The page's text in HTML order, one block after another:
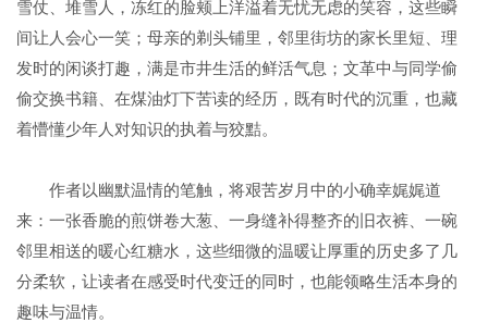
雪仗、堆雪人，冻红的脸颊上洋溢着无忧无虑的笑容，这些瞬
间让人会心一笑；母亲的剃头铺里，邻里街坊的家长里短、理
发时的闲谈打趣，满是市井生活的鲜活气息；文革中与同学偷
偷交换书籍、在煤油灯下苦读的经历，既有时代的沉重，也藏
着懵懂少年人对知识的执着与狡黠。
作者以幽默温情的笔触，将艰苦岁月中的小确幸娓娓道
来：一张香脆的煎饼卷大葱、一身缝补得整齐的旧衣裤、一碗
邻里相送的暖心红糖水，这些细微的温暖让厚重的历史多了几
分柔软，让读者在感受时代变迁的同时，也能领略生活本身的
趣味与温情。